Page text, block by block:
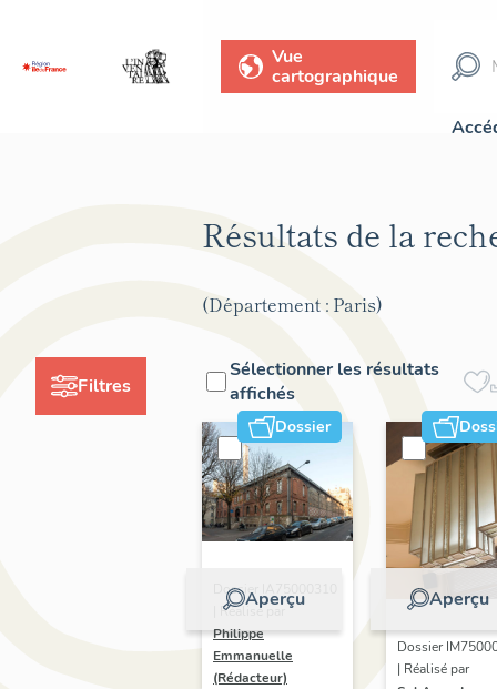
Vue
cartographique
Filtres
Résultats de la
(Département : Paris)
Sélectionner les résultats
affichés
Dossier
Aperçu
Dossier IA75000310
| Réalisé par
Philippe
Emmanuelle
(Rédacteur)
Aperçu
Dossier
| Réalisé par